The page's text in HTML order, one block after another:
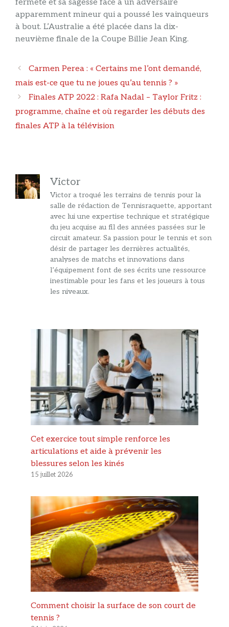
fermeté et sa sagesse face à un adversaire
apparemment mineur qui a poussé les vainqueurs
à bout. L’Australie a été placée dans la dix-
neuvième finale de la Coupe Billie Jean King.
Navigation
des
Carmen Perea : « Certains me l’ont demandé,
mais est-ce que tu ne joues qu’au tennis ? »
Finales ATP 2022 : Rafa Nadal – Taylor Fritz :
programme, chaîne et où regarder les débuts des
finales ATP à la télévision
Victor
Victor a troqué les terrains de tennis pour la
salle de rédaction de Tennisraquette, apportant
avec lui une expertise technique et stratégique
du jeu acquise au fil des années passées sur le
circuit amateur. Sa passion pour le tennis et son
désir de partager les dernières actualités,
analyses de matchs et innovations dans
l’équipement font de ses écrits une ressource
inestimable pour les fans et les joueurs à tous
les niveaux.
Cet exercice tout simple renforce les
articulations et aide à prévenir les
blessures selon les kinés
15 juillet 2026
Comment choisir la surface de son court de
tennis ?